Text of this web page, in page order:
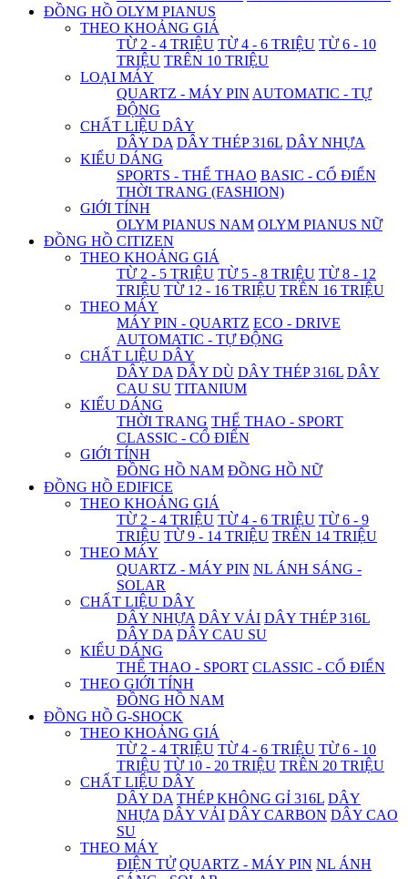
ĐỒNG HỒ OLYM PIANUS
THEO KHOẢNG GIÁ
TỪ 2 - 4 TRIỆU TỪ 4 - 6 TRIỆU TỪ 6 - 10
TRIỆU TRÊN 10 TRIỆU
LOẠI MÁY
QUARTZ - MÁY PIN AUTOMATIC - TỰ
ĐỘNG
CHẤT LIỆU DÂY
DÂY DA DÂY THÉP 316L DÂY NHỰA
KIỂU DÁNG
SPORTS - THỂ THAO BASIC - CỔ ĐIỂN
THỜI TRANG (FASHION)
GIỚI TÍNH
OLYM PIANUS NAM OLYM PIANUS NỮ
ĐỒNG HỒ CITIZEN
THEO KHOẢNG GIÁ
TỪ 2 - 5 TRIỆU TỪ 5 - 8 TRIỆU TỪ 8 - 12
TRIỆU TỪ 12 - 16 TRIỆU TRÊN 16 TRIỆU
THEO MÁY
MÁY PIN - QUARTZ ECO - DRIVE
AUTOMATIC - TỰ ĐỘNG
CHẤT LIỆU DÂY
DÂY DA DÂY DÙ DÂY THÉP 316L DÂY
CAU SU TITANIUM
KIỂU DÁNG
THỜI TRANG THỂ THAO - SPORT
CLASSIC - CỔ ĐIỂN
GIỚI TÍNH
ĐỒNG HỒ NAM ĐỒNG HỒ NỮ
ĐỒNG HỒ EDIFICE
THEO KHOẢNG GIÁ
TỪ 2 - 4 TRIỆU TỪ 4 - 6 TRIỆU TỪ 6 - 9
TRIỆU TỪ 9 - 14 TRIỆU TRÊN 14 TRIỆU
THEO MÁY
QUARTZ - MÁY PIN NL ÁNH SÁNG -
SOLAR
CHẤT LIỆU DÂY
DÂY NHỰA DÂY VẢI DÂY THÉP 316L
DÂY DA DÂY CAU SU
KIỂU DÁNG
THỂ THAO - SPORT CLASSIC - CỔ ĐIỂN
THEO GIỚI TÍNH
ĐỒNG HỒ NAM
ĐỒNG HỒ G-SHOCK
THEO KHOẢNG GIÁ
TỪ 2 - 4 TRIỆU TỪ 4 - 6 TRIỆU TỪ 6 - 10
TRIỆU TỪ 10 - 20 TRIỆU TRÊN 20 TRIỆU
CHẤT LIỆU DÂY
DÂY DA THÉP KHÔNG GỈ 316L DÂY
NHỰA DÂY VẢI DÂY CARBON DÂY CAO
SU
THEO MÁY
ĐIỆN TỬ QUARTZ - MÁY PIN NL ÁNH